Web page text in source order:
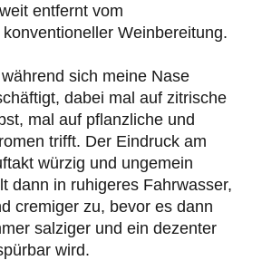
entfernt vom
Weinbereitung.
sich meine Nase
dabei mal auf zitrische
mal auf pflanzliche und
trifft. Der Eindruck am
würzig und ungemein
dann in ruhigeres Fahrwasser,
cremiger zu, bevor es dann
salziger und ein dezenter
wird.